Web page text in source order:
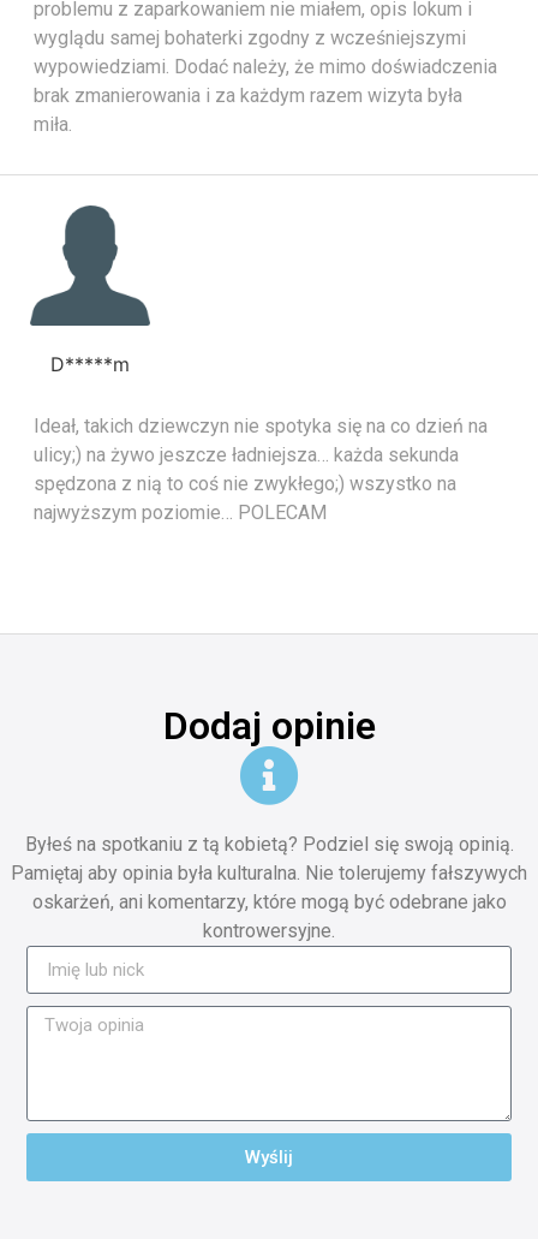
problemu z zaparkowaniem nie miałem, opis lokum i
wyglądu samej bohaterki zgodny z wcześniejszymi
wypowiedziami. Dodać należy, że mimo doświadczenia
brak zmanierowania i za każdym razem wizyta była
miła.
D*****m
Ideał, takich dziewczyn nie spotyka się na co dzień na
ulicy;) na żywo jeszcze ładniejsza… każda sekunda
spędzona z nią to coś nie zwykłego;) wszystko na
najwyższym poziomie… POLECAM
Dodaj opinie
Byłeś na spotkaniu z tą kobietą? Podziel się swoją opinią.
Pamiętaj aby opinia była kulturalna. Nie tolerujemy fałszywych
oskarżeń, ani komentarzy, które mogą być odebrane jako
kontrowersyjne.
Wyślij